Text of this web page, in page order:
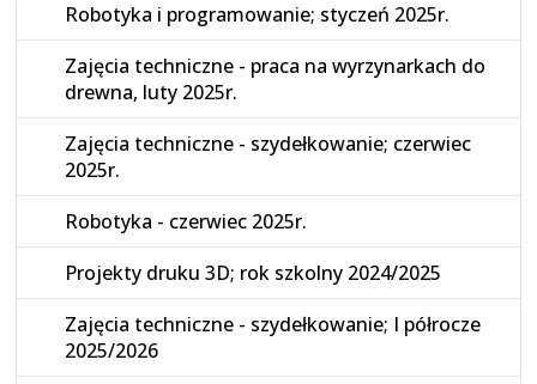
Robotyka i programowanie; styczeń 2025r.
Zajęcia techniczne - praca na wyrzynarkach do
drewna, luty 2025r.
Zajęcia techniczne - szydełkowanie; czerwiec
2025r.
Robotyka - czerwiec 2025r.
Projekty druku 3D; rok szkolny 2024/2025
Zajęcia techniczne - szydełkowanie; I półrocze
2025/2026